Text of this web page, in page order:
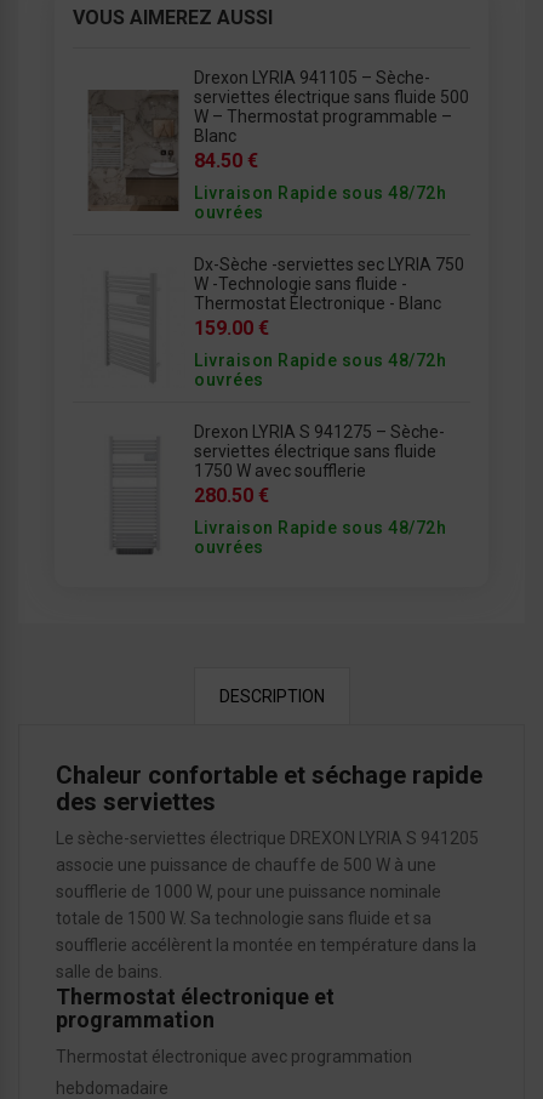
VOUS AIMEREZ AUSSI
Drexon LYRIA 941105 – Sèche-
serviettes électrique sans fluide 500
W – Thermostat programmable –
Blanc
84.50 €
Livraison Rapide sous 48/72h
ouvrées
Dx-Sèche -serviettes sec LYRIA 750
W -Technologie sans fluide -
Thermostat Électronique - Blanc
159.00 €
Livraison Rapide sous 48/72h
ouvrées
Drexon LYRIA S 941275 – Sèche-
serviettes électrique sans fluide
1750 W avec soufflerie
280.50 €
Livraison Rapide sous 48/72h
ouvrées
DESCRIPTION
Chaleur confortable et séchage rapide
des serviettes
Le sèche-serviettes électrique DREXON LYRIA S 941205
associe une puissance de chauffe de 500 W à une
soufflerie de 1000 W, pour une puissance nominale
totale de 1500 W. Sa technologie sans fluide et sa
soufflerie accélèrent la montée en température dans la
salle de bains.
Thermostat électronique et
programmation
Thermostat électronique avec programmation
hebdomadaire